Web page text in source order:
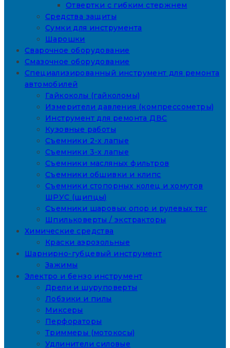
Отвертки с гибким стержнем
Средства защиты
Сумки для инструмента
Шарошки
Сварочное оборудование
Смазочное оборудование
Специализированный инструмент для ремонта
автомобилей
Гайкоколы (гайколомы)
Измерители давления (компрессометры)
Инструмент для ремонта ДВС
Кузовные работы
Съемники 2-х лапые
Съемники 3-х лапые
Съемники масляных фильтров
Съемники обшивки и клипс
Съемники стопорных колец и хомутов
ШРУС (щипцы)
Съемники шаровых опор и рулевых тяг
Шпильковерты / экстракторы
Химические средства
Краски аэрозольные
Шарнирно-губцевый инструмент
Зажимы
Электро и бензо инструмент
Дрели и шуруповерты
Лобзики и пилы
Миксеры
Перфораторы
Триммеры (мотокосы)
Удлинители силовые